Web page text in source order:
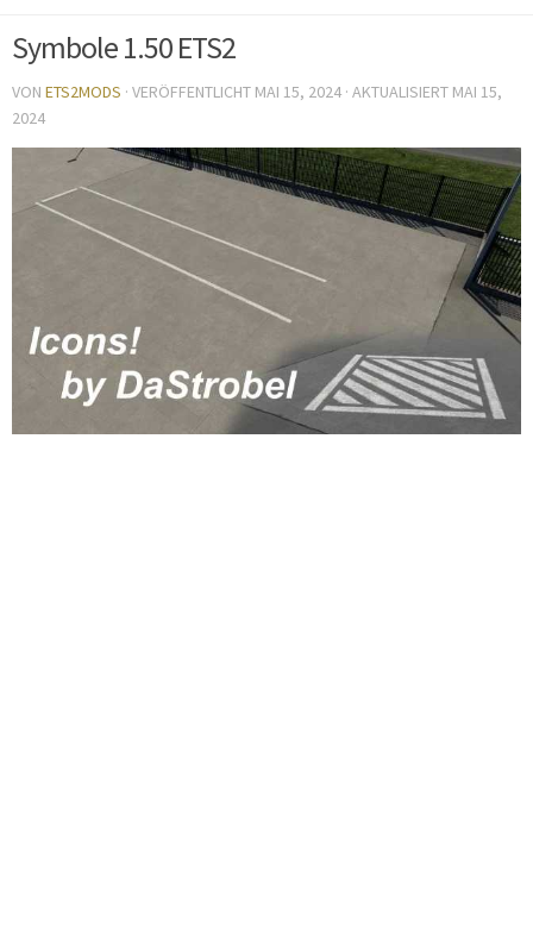
Symbole 1.50 ETS2
VON ETS2MODS · VERÖFFENTLICHT MAI 15, 2024 · AKTUALISIERT MAI 15,
2024